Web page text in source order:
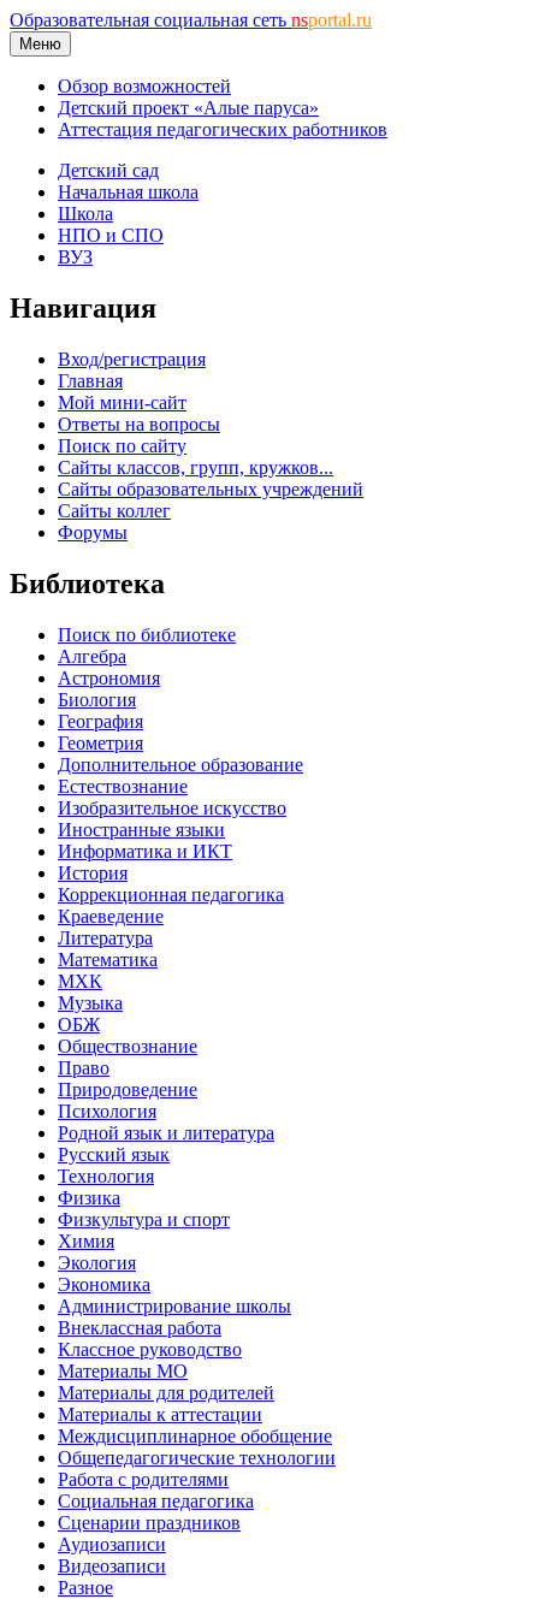
Образовательная социальная сеть nsportal.ru
Меню
Обзор возможностей
Детский проект «Алые паруса»
Аттестация педагогических работников
Детский сад
Начальная школа
Школа
НПО и СПО
ВУЗ
Навигация
Вход/регистрация
Главная
Мой мини-сайт
Ответы на вопросы
Поиск по сайту
Сайты классов, групп, кружков...
Сайты образовательных учреждений
Сайты коллег
Форумы
Библиотека
Поиск по библиотеке
Алгебра
Астрономия
Биология
География
Геометрия
Дополнительное образование
Естествознание
Изобразительное искусство
Иностранные языки
Информатика и ИКТ
История
Коррекционная педагогика
Краеведение
Литература
Математика
МХК
Музыка
ОБЖ
Обществознание
Право
Природоведение
Психология
Родной язык и литература
Русский язык
Технология
Физика
Физкультура и спорт
Химия
Экология
Экономика
Администрирование школы
Внеклассная работа
Классное руководство
Материалы МО
Материалы для родителей
Материалы к аттестации
Междисциплинарное обобщение
Общепедагогические технологии
Работа с родителями
Социальная педагогика
Сценарии праздников
Аудиозаписи
Видеозаписи
Разное